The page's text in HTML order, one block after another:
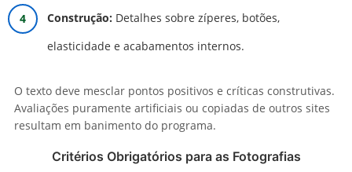
Construção: Detalhes sobre zíperes, botões,
elasticidade e acabamentos internos.
O texto deve mesclar pontos positivos e críticas construtivas.
Avaliações puramente artificiais ou copiadas de outros sites
resultam em banimento do programa.
Critérios Obrigatórios para as Fotografias